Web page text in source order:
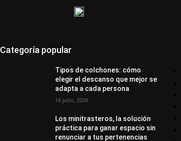
Categoría popular
Tipos de colchones: cómo
elegir el descanso que mejor se
adapta a cada persona
16 julio, 2026
Los minitrasteros, la solución
práctica para ganar espacio sin
renunciar a tus pertenencias